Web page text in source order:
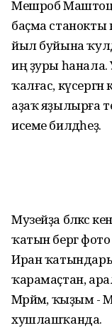
Мешроб Маштоц
баҫма станокты
йыл буйына
иң ҙуры
ҡалғас,
аҙаҡ яҙылырға
исеме билдәһеҙ.
Музейҙа бәләкәс
ҡатын бергә
Иран ҡатындары,
ҡарамаҫтан,
Мәрйәм, ҡыҙым -
хушлашҡанда.